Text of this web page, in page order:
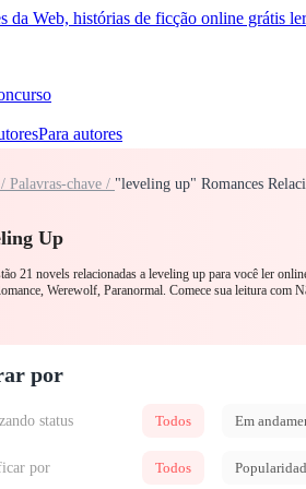
Para autores
Palavras-chave / "leveling up" Romances
Up
21 novels relacionadas a leveling up para você ler
Werewolf, Paranormal. Comece sua leitura com
por
status Todos Em
por Todos